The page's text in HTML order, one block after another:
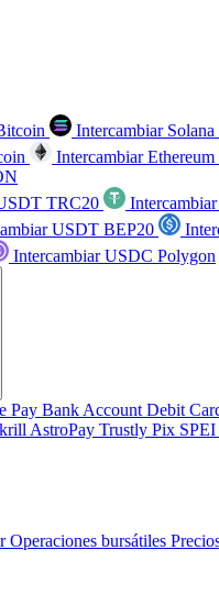
Intercambiar Solana
Intercambiar Ethereum
TRC20
USDT BEP20
Intercambiar USDC Polygon
Pay Bank Account Debit
AstroPay Trustly Pix SPEI
Operaciones bursátiles